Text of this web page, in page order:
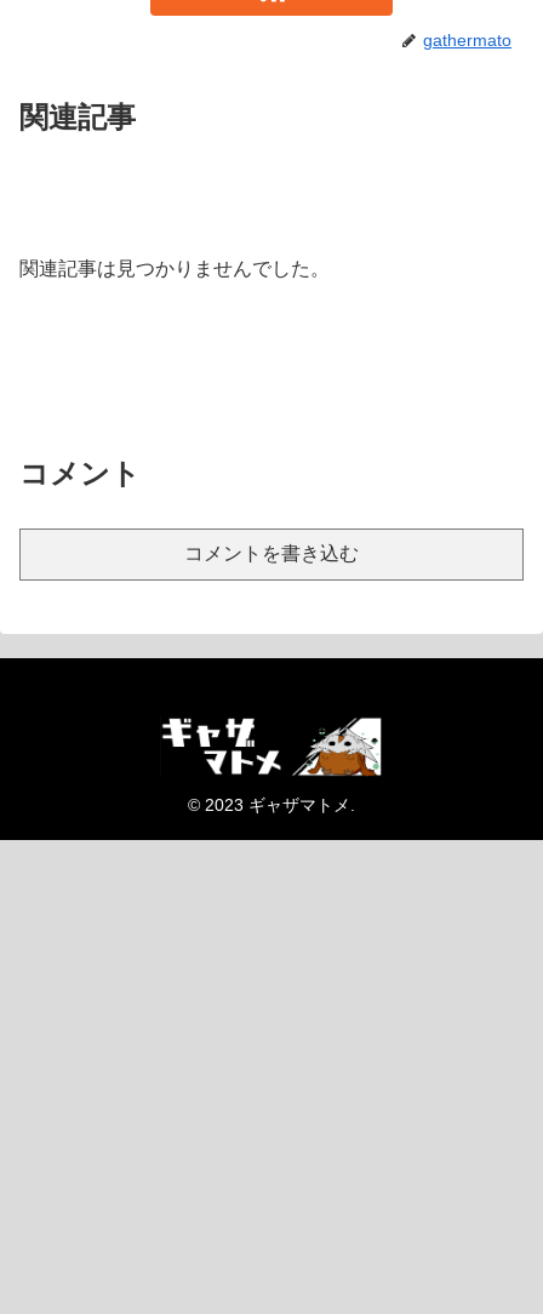
gathermato
関連記事
関連記事は見つかりませんでした。
コメント
コメントを書き込む
© 2023 ギャザマトメ.